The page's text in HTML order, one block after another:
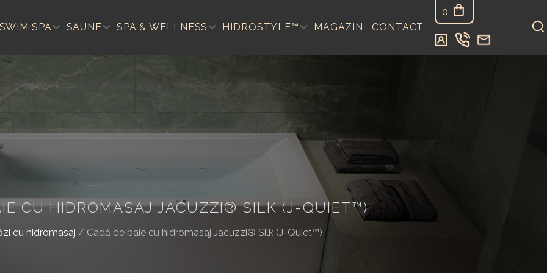
SWIM SPA SAUNE SPA & WELLNESS HIDROSTYLE™ MAGAZIN CONTACT
0
CU HIDROMASAJ JACUZZI® SILK (J-QUIET™)
cu hidromasaj / Cadă de baie cu hidromasaj Jacuzzi® Silk (J-Quiet™)